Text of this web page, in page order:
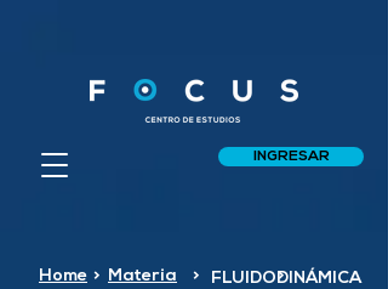
INGRESAR
Home > Materia
> FLUIDODINÁMICA
>